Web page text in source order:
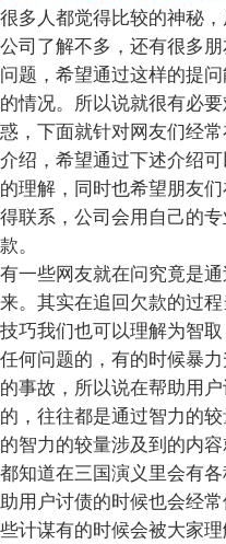
很多人都觉得比较的神秘
公司了解不多，还有很多
问题，希望通过这样的提
的情况。所以说就很有必
惑，下面就针对网友们经
介绍，希望通过下述介绍
的理解，同时也希望朋友
得联系，公司会用自己的
款。
有一些网友就在问究竟是
来。其实在追回欠款的过
技巧我们也可以理解为智
任何问题的，有的时候暴
的事故，所以说在帮助用
的，往往都是通过智力的
的智力的较量涉及到的内
都知道在三国演义里会有
助用户讨债的时候也会经
些计谋有的时候会被大家